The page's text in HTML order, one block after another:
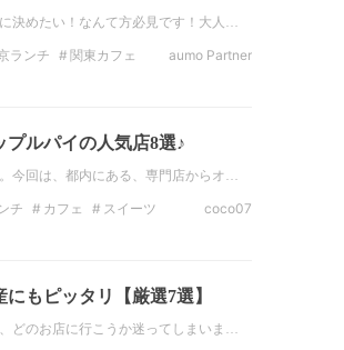
決めたい！なんて方必見です！大人…
ランチ
関東カフェ
aumo Partner
プルパイの人気店8選♪
今回は、都内にある、専門店からオ…
チ カフェ
スイーツ
coco07
もピッタリ【厳選7選】
どのお店に行こうか迷ってしまいま…